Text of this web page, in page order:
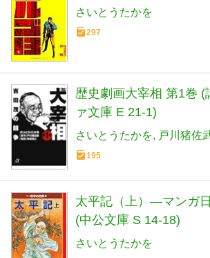
さいとうたかを
297
歴史劇画大宰相 第1巻 (
ァ文庫 E 21-1)
さいとうたかを 戸川猪佐
195
太平記（上）―マンガ
(中公文庫 S 14-18)
さいとうたかを